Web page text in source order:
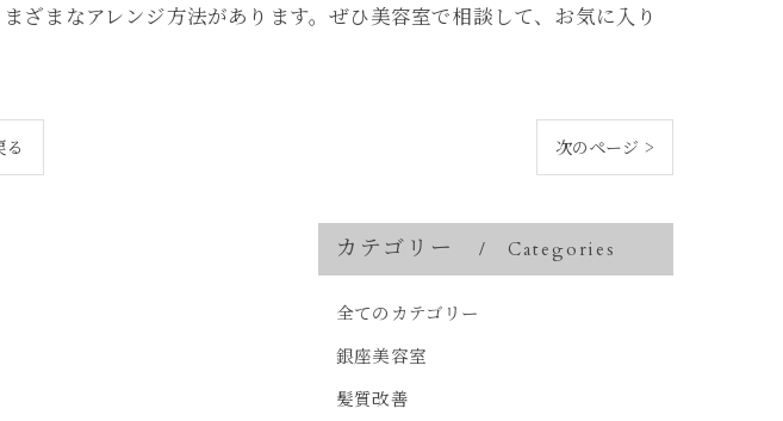
ざまなアレンジ方法があります。ぜひ美容室で相談して、お気に入り
る 次のページ >
カテゴリー Categories
全てのカテゴリー
銀座美容室
髪質改善